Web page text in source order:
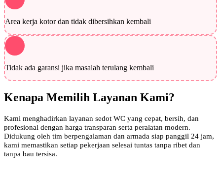
Area kerja kotor dan tidak dibersihkan kembali
Tidak ada garansi jika masalah terulang kembali
Kenapa Memilih Layanan Kami?
Kami menghadirkan layanan sedot WC yang cepat, bersih, dan
profesional dengan harga transparan serta peralatan modern.
Didukung oleh tim berpengalaman dan armada siap panggil 24 jam,
kami memastikan setiap pekerjaan selesai tuntas tanpa ribet dan
tanpa bau tersisa.